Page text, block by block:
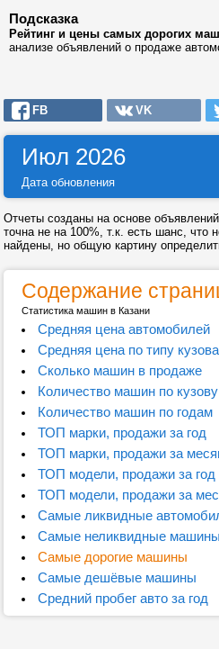
Подсказка
Рейтинг и цены самых дорогих
анализе объявлений о продаже
FB VK
Июл 2026
Дата обновления
Отчеты созданы на основе
точна не на 100%, т.к. есть шанс, что
найдены, но общую картину
Содержание
Статистика машин в Казани
Средняя цена автомобилей
Средняя цена по типу кузова
Сколько машин в продаже
Количество машин по кузову
Количество машин по годам
ТОП марки, продажи за год
ТОП марки, продажи за
ТОП модели, продажи за год
ТОП модели, продажи за
Самые ликвидные
Самые неликвидные машины
Самые дорогие машины
Самые дешёвые машины
Средний пробег авто за год